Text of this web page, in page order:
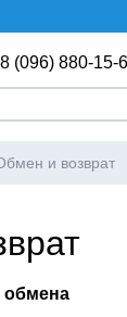
(096) 880-15-
и возврат
обмена